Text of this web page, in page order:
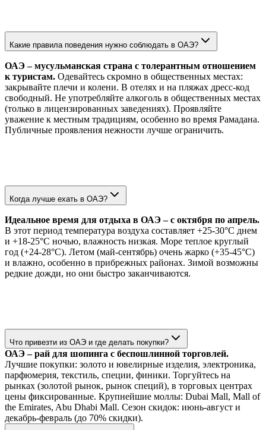
Какие правила поведения нужно соблюдать в ОАЭ?
ОАЭ – мусульманская страна с толерантным отношением
к туристам. Одевайтесь скромно в общественных местах:
закрывайте плечи и колени. В отелях и на пляжах дресс-код
свободный. Не употребляйте алкоголь в общественных местах
(только в лицензированных заведениях). Проявляйте
уважение к местным традициям, особенно во время Рамадана.
Публичные проявления нежности лучше ограничить.
Когда лучше ехать в ОАЭ?
Идеальное время для отдыха в ОАЭ – с октября по апрель.
В этот период температура воздуха составляет +25-30°C днем
и +18-25°C ночью, влажность низкая. Море теплое круглый
год (+24-28°C). Летом (май-сентябрь) очень жарко (+35-45°C)
и влажно, особенно в прибрежных районах. Зимой возможны
редкие дожди, но они быстро заканчиваются.
Что привезти из ОАЭ и где делать покупки?
ОАЭ – рай для шопинга с беспошлинной торговлей.
Лучшие покупки: золото и ювелирные изделия, электроника,
парфюмерия, текстиль, специи, финики. Торгуйтесь на
рынках (золотой рынок, рынок специй), в торговых центрах
цены фиксированные. Крупнейшие моллы: Dubai Mall, Mall of
the Emirates, Abu Dhabi Mall. Сезон скидок: июнь-август и
декабрь-февраль (до 70% скидки).